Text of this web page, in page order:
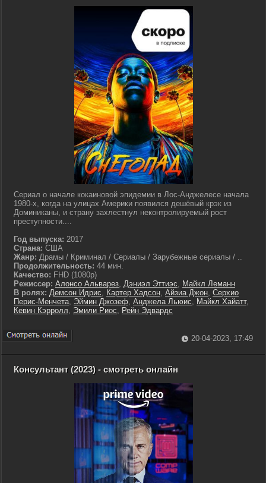
Сериал о начале кокаиновой эпидемии в Лос-Анджелесе начала
1980-х, когда на улицах Америки появился дешёвый крэк из
Доминиканы, и страну захлестнул неконтролируемый рост
преступности....
Год выпуска: 2017
Страна: США
Жанр: Драмы / Криминал / Сериалы / Зарубежные сериалы / ..
Продолжительность: 44 мин.
Качество: FHD (1080p)
Режиссер: Алонсо Альварез, Дэниэл Эттиэс, Майкл Леманн
В ролях: Демсон Идрис, Картер Хадсон, Айзиа Джон, Серхио
Перис-Менчета, Эймин Джозеф, Анджела Льюис, Майкл Хайатт,
Кевин Кэрролл, Эмили Риос, Рейн Эдвардс
20-04-2023, 17:49
Консультант (2023) - смотреть онлайн